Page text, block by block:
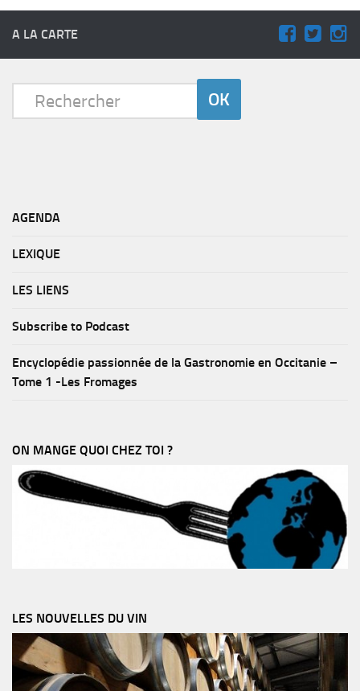
A LA CARTE
AGENDA
LEXIQUE
LES LIENS
Subscribe to Podcast
Encyclopédie passionnée de la Gastronomie en Occitanie –
Tome 1 -Les Fromages
ON MANGE QUOI CHEZ TOI ?
LES NOUVELLES DU VIN